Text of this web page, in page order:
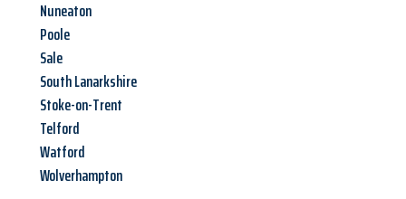
Nuneaton
Poole
Sale
South Lanarkshire
Stoke-on-Trent
Telford
Watford
Wolverhampton